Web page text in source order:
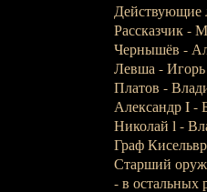
Действующие
Рассказчик
Чернышёв -
Левша - Игорь
Платов -
Александр I -
Николай l -
Граф
Старший
- в